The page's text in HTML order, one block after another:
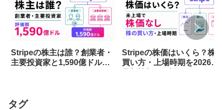
Stripeの株主は誰？創業者・
主要投資家と1,590億ドル評
Stripeの株価はいくら？株
買い方・上場時期を2026年
タグ